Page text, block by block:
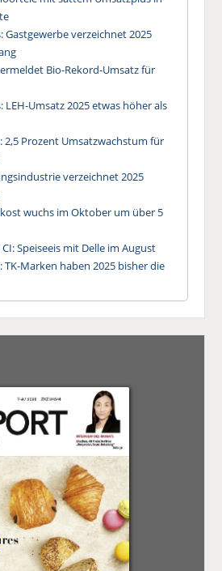
Gastgewerbe verzeichnet 2025
Bio-Rekord-Umsatz für
LEH-Umsatz 2025 etwas höher als
2,5 Prozent Umsatzwachstum für
verzeichnet 2025
wuchs im Oktober um über 5
Speiseeis mit Delle im August
TK-Marken haben 2025 bisher die